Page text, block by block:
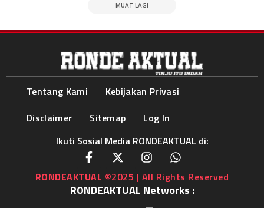
MUAT LAGI
Tentang Kami
Kebijakan Privasi
Disclaimer
Sitemap
Log In
Ikuti Sosial Media RONDEAKTUAL di:
RONDEAKTUAL ©2025 | All Rights Reserved
RONDEAKTUAL Networks :